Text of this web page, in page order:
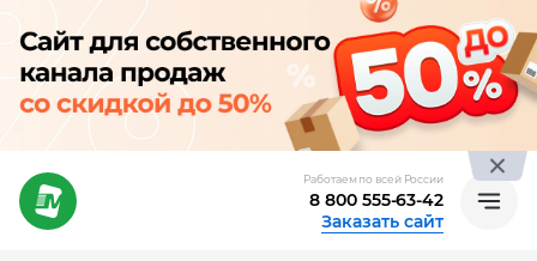
Работаем по всей России
8 800 555-63-42
Заказать сайт